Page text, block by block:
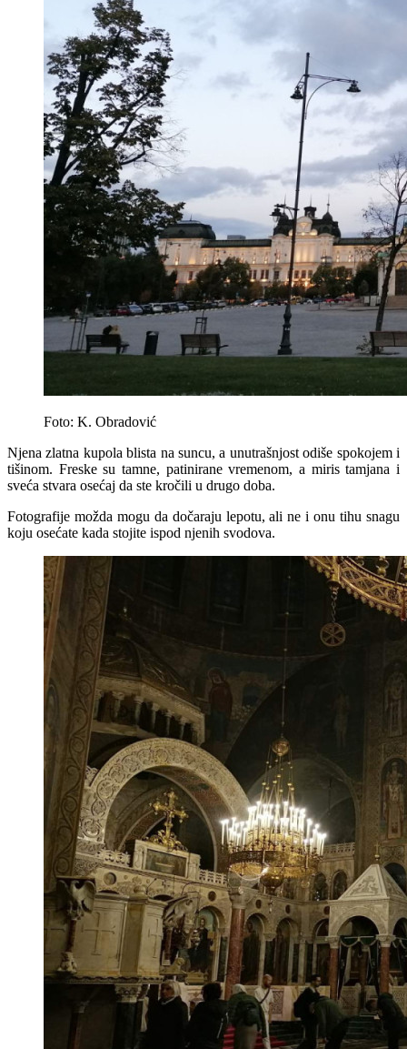
Foto: K. Obradović
Njena zlatna kupola blista na suncu, a unutrašnjost odiše spokojem i
tišinom. Freske su tamne, patinirane vremenom, a miris tamjana i
sveća stvara osećaj da ste kročili u drugo doba.
Fotografije možda mogu da dočaraju lepotu, ali ne i onu tihu snagu
koju osećate kada stojite ispod njenih svodova.